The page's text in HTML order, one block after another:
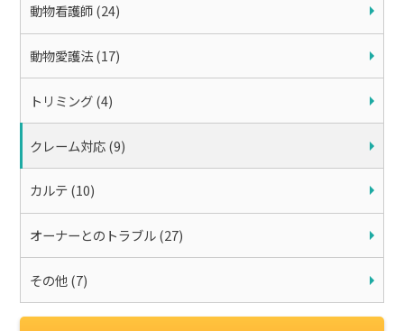
動物看護師 (24)
動物愛護法 (17)
トリミング (4)
クレーム対応 (9)
カルテ (10)
オーナーとのトラブル (27)
その他 (7)